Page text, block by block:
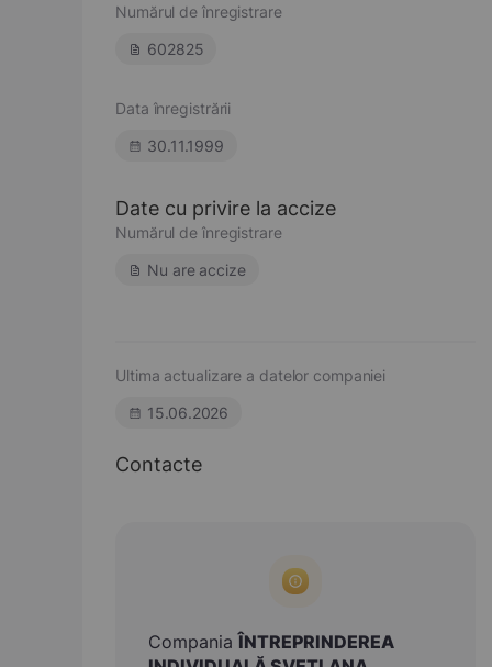
Numărul de înregistrare
602825
Data înregistrării
30.11.1999
Date cu privire la accize
Numărul de înregistrare
Nu are accize
Ultima actualizare a datelor companiei
15.06.2026
Contacte
CompaniaÎNTREPRINDEREA